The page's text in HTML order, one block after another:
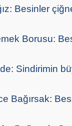
Besinler
Borusu:
Sindirimin
Bağırsak: